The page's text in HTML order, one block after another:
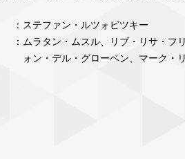
：ステファン・ルツォビツキー
：ムラタン・ムスル、リブ・リサ・フ
ォン・デル・グローベン、マーク・